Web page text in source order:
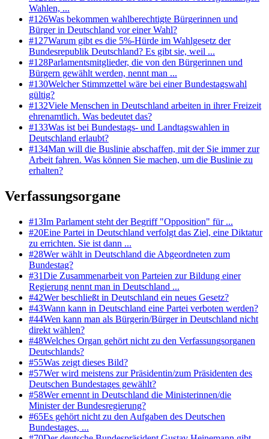
Wahlen, ...
#126Was bekommen wahlberechtigte Bürgerinnen und
Bürger in Deutschland vor einer Wahl?
#127Warum gibt es die 5%-Hürde im Wahlgesetz der
Bundesrepublik Deutschland? Es gibt sie, weil ...
#128Parlamentsmitglieder, die von den Bürgerinnen und
Bürgern gewählt werden, nennt man ...
#130Welcher Stimmzettel wäre bei einer Bundestagswahl
gültig?
#132Viele Menschen in Deutschland arbeiten in ihrer Freizeit
ehrenamtlich. Was bedeutet das?
#133Was ist bei Bundestags- und Landtagswahlen in
Deutschland erlaubt?
#134Man will die Buslinie abschaffen, mit der Sie immer zur
Arbeit fahren. Was können Sie machen, um die Buslinie zu
erhalten?
Verfassungsorgane
#13Im Parlament steht der Begriff "Opposition" für ...
#20Eine Partei in Deutschland verfolgt das Ziel, eine Diktatur
zu errichten. Sie ist dann ...
#28Wer wählt in Deutschland die Abgeordneten zum
Bundestag?
#31Die Zusammenarbeit von Parteien zur Bildung einer
Regierung nennt man in Deutschland ...
#42Wer beschließt in Deutschland ein neues Gesetz?
#43Wann kann in Deutschland eine Partei verboten werden?
#44Wen kann man als Bürgerin/Bürger in Deutschland nicht
direkt wählen?
#48Welches Organ gehört nicht zu den Verfassungsorganen
Deutschlands?
#55Was zeigt dieses Bild?
#57Wer wird meistens zur Präsidentin/zum Präsidenten des
Deutschen Bundestages gewählt?
#58Wer ernennt in Deutschland die Ministerinnen/die
Minister der Bundesregierung?
#65Es gehört nicht zu den Aufgaben des Deutschen
Bundestages, ...